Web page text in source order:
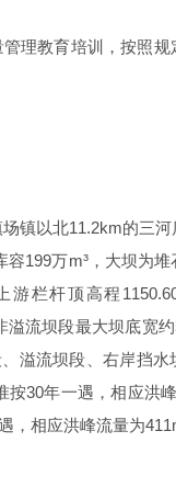
理教育培训，按照
镇以北11.2km的三
199万m³，大坝为
游栏杆顶高程
溢流坝段最大坝底宽
溢流坝段、右岸挡水
30年一遇，相应洪峰
相应洪峰流量为